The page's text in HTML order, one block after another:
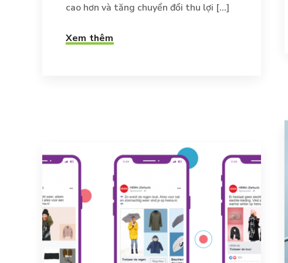
cao hơn và tăng chuyển đổi thu lợi [...]
Xem thêm